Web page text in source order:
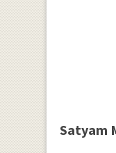
Satyam